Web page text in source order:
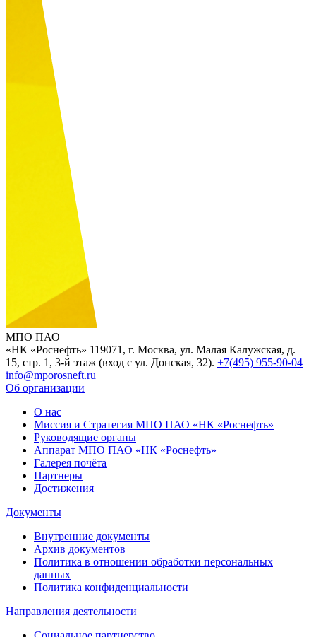
МПО ПАО
«НК «Роснефть» 119071, г. Москва, ул. Малая Калужская, д.
15, стр. 1, 3-й этаж (вход с ул. Донская, 32). +7(495) 955-90-04
info@mporosneft.ru
Об организации
О нас
Миссия и Стратегия МПО ПАО «НК «Роснефть»
Руководящие органы
Аппарат МПО ПАО «НК «Роснефть»
Галерея почёта
Партнеры
Достижения
Документы
Внутренние документы
Архив документов
Политика в отношении обработки персональных
данных
Политика конфиденциальности
Направления деятельности